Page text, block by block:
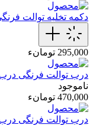
دکمه تخلیه توالت
295,000 تومانء
درب توالت فرنگی
ناموجود
470,000 تومانء
درب توالت فرنگی